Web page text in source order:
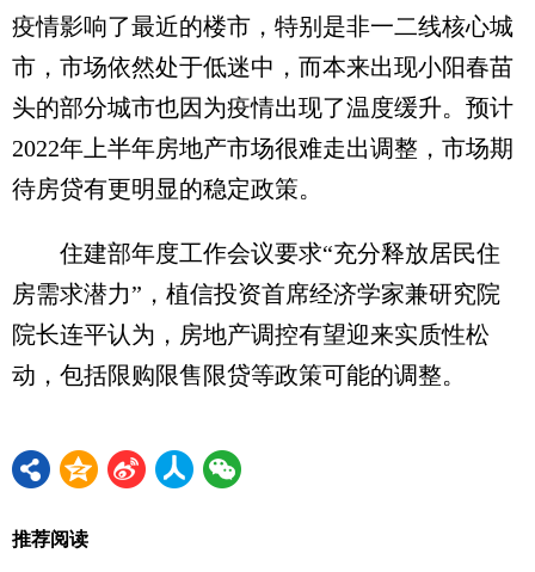
疫情影响了最近的楼市，特别是非一二线核心城
市，市场依然处于低迷中，而本来出现小阳春苗
头的部分城市也因为疫情出现了温度缓升。预计
2022年上半年房地产市场很难走出调整，市场期
待房贷有更明显的稳定政策。
住建部年度工作会议要求“充分释放居民住
房需求潜力”，植信投资首席经济学家兼研究院
院长连平认为，房地产调控有望迎来实质性松
动，包括限购限售限贷等政策可能的调整。
推荐阅读